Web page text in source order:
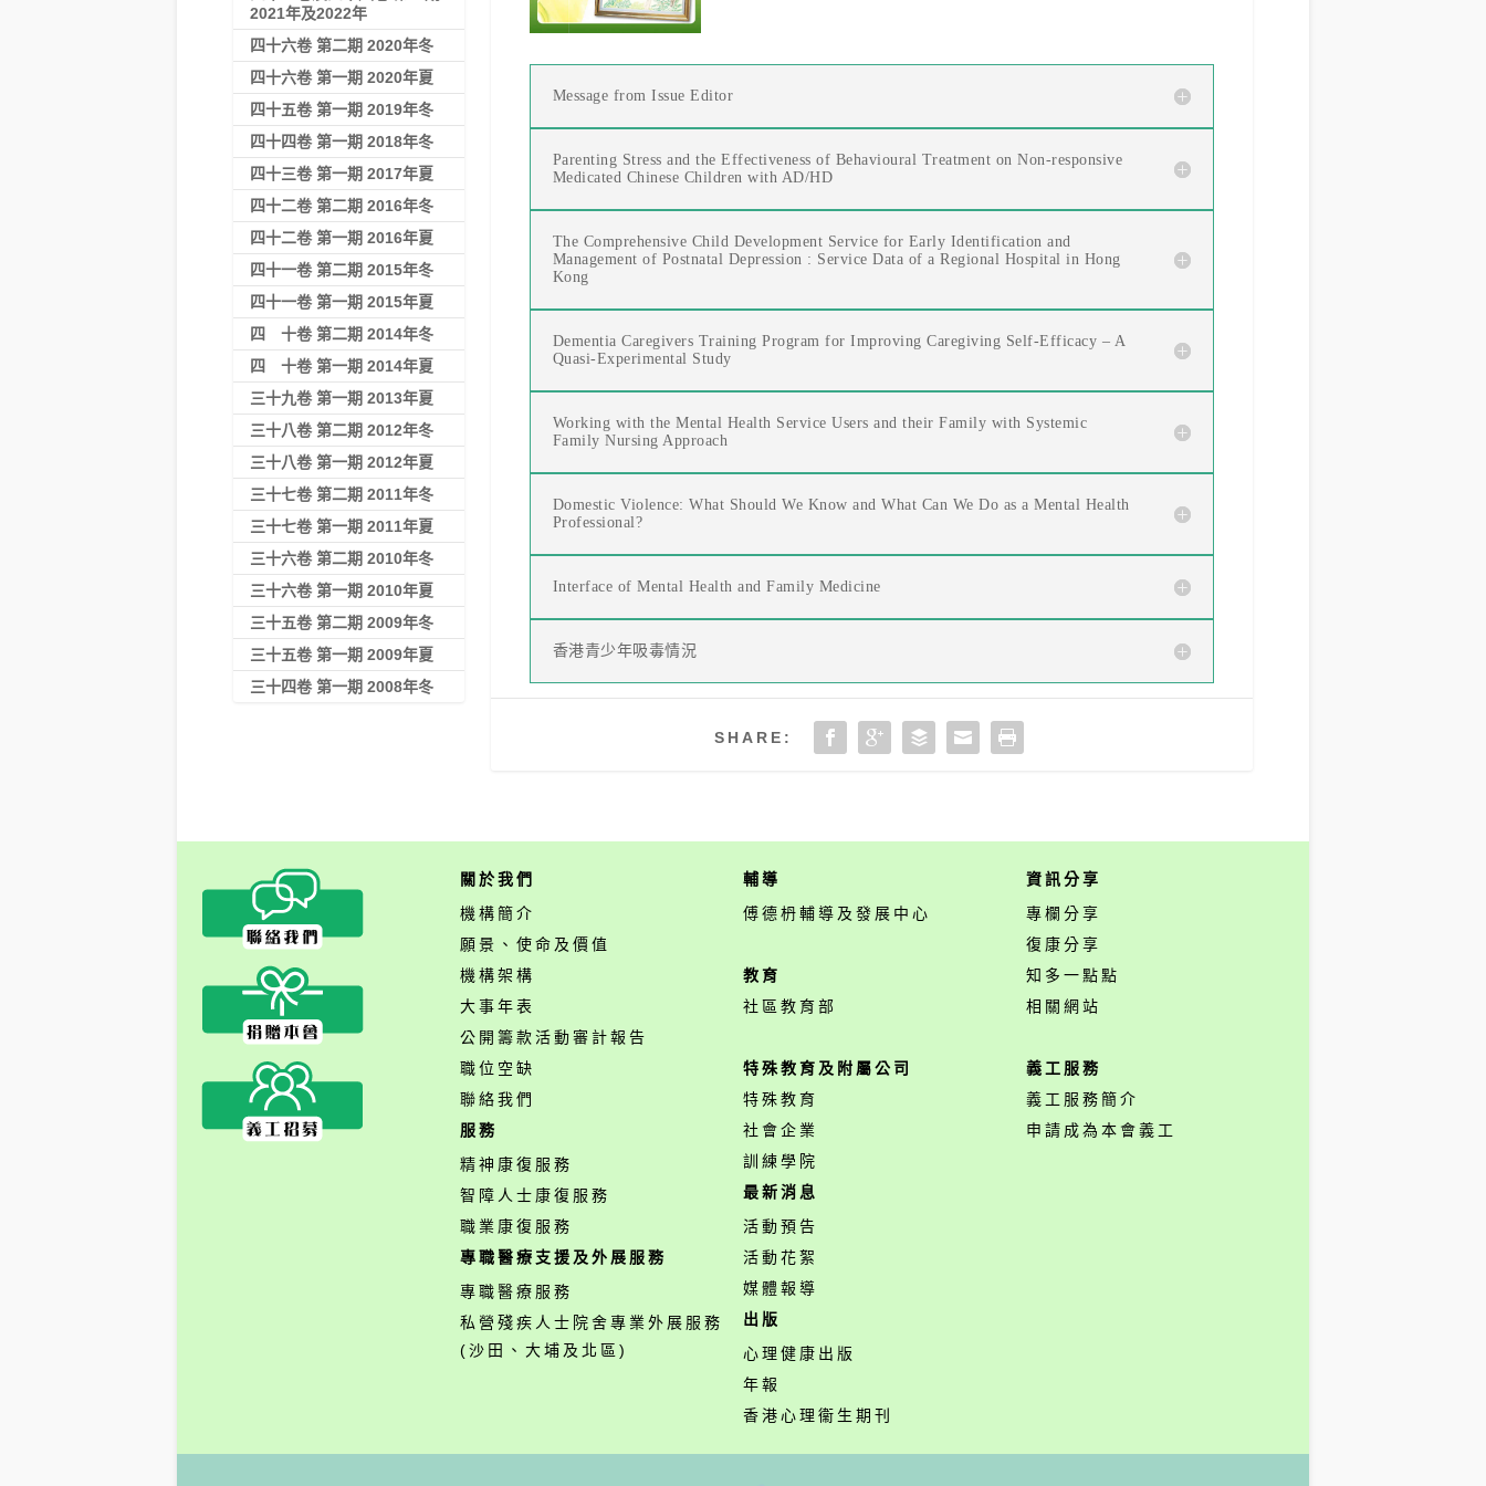
Message from Issue Editor
Parenting Stress and the Effectiveness of Behavioural Treatment on Non-responsive
Medicated Chinese Children with AD/HD
The Comprehensive Child Development Service for Early Identification and
Management of Postnatal Depression : Service Data of a Regional Hospital in Hong
Kong
Dementia Caregivers Training Program for Improving Caregiving Self-Efficacy – A
Quasi-Experimental Study
Working with the Mental Health Service Users and their Family with Systemic
Family Nursing Approach
Domestic Violence: What Should We Know and What Can We Do as a Mental Health
Professional?
Interface of Mental Health and Family Medicine
香港青少年吸毒情況
SHARE:
2021年及2022年
四十六卷 第二期 2020年冬
四十六卷 第一期 2020年夏
四十五卷 第一期 2019年冬
四十四卷 第一期 2018年冬
四十三卷 第一期 2017年夏
四十二卷 第二期 2016年冬
四十二卷 第一期 2016年夏
四十一卷 第二期 2015年冬
四十一卷 第一期 2015年夏
四 十卷 第二期 2014年冬
四 十卷 第一期 2014年夏
三十九卷 第一期 2013年夏
三十八卷 第二期 2012年冬
三十八卷 第一期 2012年夏
三十七卷 第二期 2011年冬
三十七卷 第一期 2011年夏
三十六卷 第二期 2010年冬
三十六卷 第一期 2010年夏
三十五卷 第二期 2009年冬
三十五卷 第一期 2009年夏
三十四卷 第一期 2008年冬
關於我們
機構簡介
願景、使命及價值
機構架構
大事年表
公開籌款活動審計報告
職位空缺
聯絡我們
服務
精神康復服務
智障人士康復服務
職業康復服務
專職醫療支援及外展服務
專職醫療服務
私營殘疾人士院舍專業外展服務
(沙田、大埔及北區)
輔導
傅德枬輔導及發展中心
教育
社區教育部
特殊教育及附屬公司
特殊教育
社會企業
訓練學院
最新消息
活動預告
活動花絮
媒體報導
出版
心理健康出版
年報
香港心理衞生期刊
資訊分享
專欄分享
復康分享
知多一點點
相關網站
義工服務
義工服務簡介
申請成為本會義工